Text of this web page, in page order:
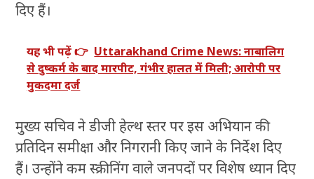
दिए हैं।
यह भी पढ़ें 👉 Uttarakhand Crime News: नाबालिग
से दुष्कर्म के बाद मारपीट, गंभीर हालत में मिली; आरोपी पर
मुकदमा दर्ज
मुख्य सचिव ने डीजी हेल्थ स्तर पर इस अभियान की
प्रतिदिन समीक्षा और निगरानी किए जाने के निर्देश दिए
हैं। उन्होंने कम स्क्रीनिंग वाले जनपदों पर विशेष ध्यान दिए